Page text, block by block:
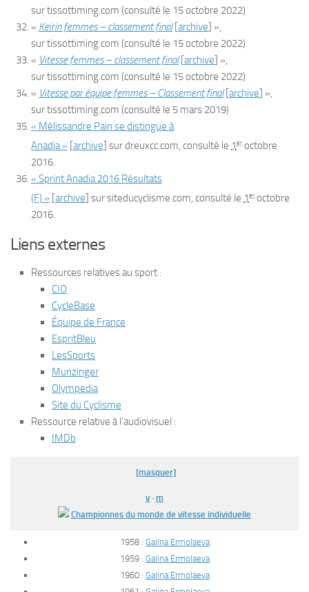
surtissottiming.com (consulté le 15 octobre 2022)
« Keirin femmes – classement final[archive] »,
surtissottiming.com (consulté le 15 octobre 2022)
« Vitesse femmes – classement final[archive] »,
surtissottiming.com (consulté le 15 octobre 2022)
« Vitesse par équipe femmes – Classement final[archive] »,
surtissottiming.com (consulté le 5 mars 2019)
« Mélissandre Pain se distingue à
Anadia » [archive] surdreuxcc.com, consulté le 1er octobre
2016.
« Sprint Anadia 2016 Résultats
(F) » [archive] sursiteducyclisme.com, consulté le 1er octobre
2016.
Liens externes
Ressources relatives au sport :
CIO
CycleBase
Équipe de France
EspritBleu
LesSports
Munzinger
Olympedia
Site du Cyclisme
Ressource relative à l’audiovisuel :
IMDb
[masquer]
v · m
Championnes du monde de vitesse individuelle
1958 : Galina Ermolaeva
1959 : Galina Ermolaeva
1960 : Galina Ermolaeva